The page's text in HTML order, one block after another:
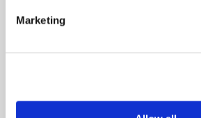
Marketing